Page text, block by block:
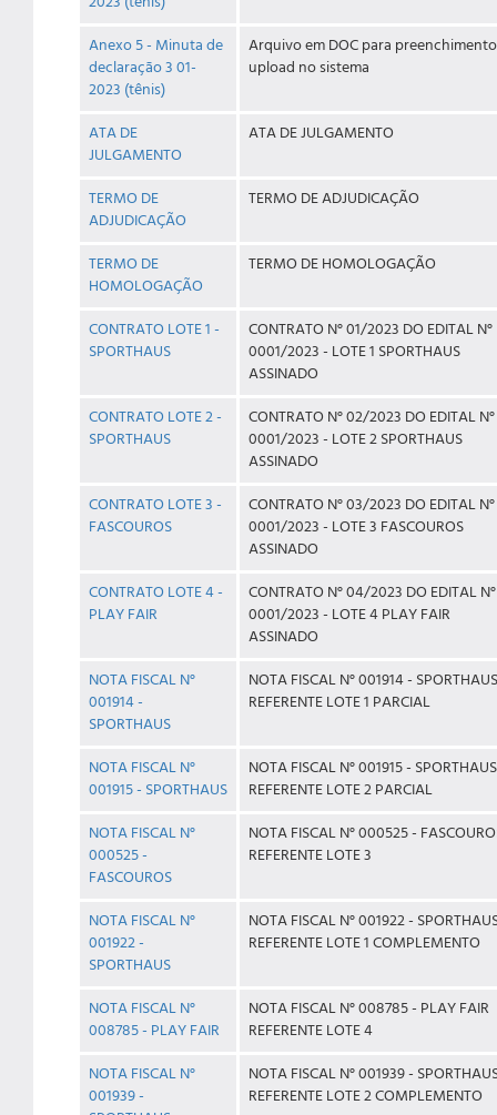
Anexo 5 - Minuta de
declaração 3 01-
2023 (tênis)
Arquivo em DOC para
upload no sistema
ATA DE
JULGAMENTO
ATA DE JULGAMENTO
TERMO DE
ADJUDICAÇÃO
TERMO DE ADJUDICAÇÃO
TERMO DE
HOMOLOGAÇÃO
TERMO DE HOMOLOGAÇÃO
CONTRATO LOTE 1 -
SPORTHAUS
CONTRATO N° 01/2023 DO EDITAL N°
0001/2023 - LOTE 1 SPORTHAUS
ASSINADO
CONTRATO LOTE 2 -
SPORTHAUS
CONTRATO N° 02/2023 DO EDITAL N°
0001/2023 - LOTE 2 SPORTHAUS
ASSINADO
CONTRATO LOTE 3 -
FASCOUROS
CONTRATO N° 03/2023 DO EDITAL N°
0001/2023 - LOTE 3 FASCOUROS
ASSINADO
CONTRATO LOTE 4 -
PLAY FAIR
CONTRATO N° 04/2023 DO EDITAL N°
0001/2023 - LOTE 4 PLAY FAIR
ASSINADO
NOTA FISCAL N°
001914 -
SPORTHAUS
NOTA FISCAL N° 001914 - SPORTHAUS
REFERENTE LOTE 1 PARCIAL
NOTA FISCAL N°
001915 - SPORTHAUS
NOTA FISCAL N° 001915 - SPORTHAUS
REFERENTE LOTE 2 PARCIAL
NOTA FISCAL N°
000525 -
FASCOUROS
NOTA FISCAL N° 000525 -
REFERENTE LOTE 3
NOTA FISCAL N°
001922 -
SPORTHAUS
NOTA FISCAL N° 001922 -
REFERENTE LOTE 1 COMPLEMENTO
NOTA FISCAL N°
008785 - PLAY FAIR
NOTA FISCAL N° 008785 - PLAY FAIR
REFERENTE LOTE 4
NOTA FISCAL N°
001939 -
NOTA FISCAL N° 001939 -
REFERENTE LOTE 2 COMPLEMENTO